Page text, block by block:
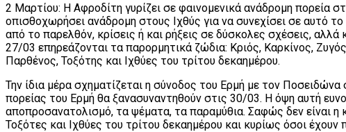
2 Μαρτίου: Η Αφροδίτη γυρίζει σε φαινομενικά ανάδρομη πορεία
οπισθοχωρήσει ανάδρομη στους Ιχθύς για να συνεχίσει σε αυτό
από το παρελθόν, κρίσεις ή και ρήξεις σε δύσκολες σχέσεις,
27/03 επηρεάζονται τα παρορμητικά ζώδια: Κριός, Καρκίνος,
Παρθένος, Τοξότης και Ιχθύες του τρίτου δεκαημέρου.
Την ίδια μέρα σχηματίζεται η σύνοδος του Ερμή με τον
πορείας του Ερμή θα ξανασυναντηθούν στις 30/03. Η όψη αυτή
αποπροσανατολισμό, τα ψέματα, τα παραμύθια. Σαφώς δεν είναι
Τοξότες και Ιχθύες του τρίτου δεκαημέρου και κυρίως όσοι